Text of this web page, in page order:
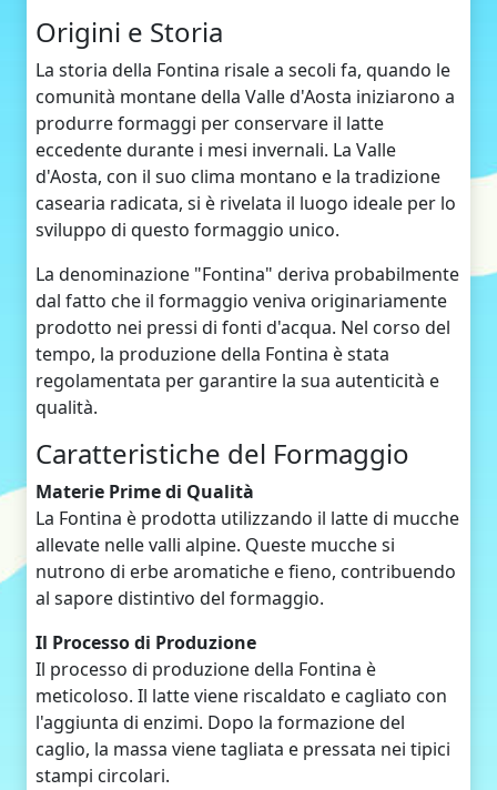
Origini e Storia
La storia della Fontina risale a secoli fa, quando le
comunità montane della Valle d'Aosta iniziarono a
produrre formaggi per conservare il latte
eccedente durante i mesi invernali. La Valle
d'Aosta, con il suo clima montano e la tradizione
casearia radicata, si è rivelata il luogo ideale per lo
sviluppo di questo formaggio unico.
La denominazione "Fontina" deriva probabilmente
dal fatto che il formaggio veniva originariamente
prodotto nei pressi di fonti d'acqua. Nel corso del
tempo, la produzione della Fontina è stata
regolamentata per garantire la sua autenticità e
qualità.
Caratteristiche del Formaggio
Materie Prime di Qualità
La Fontina è prodotta utilizzando il latte di mucche
allevate nelle valli alpine. Queste mucche si
nutrono di erbe aromatiche e fieno, contribuendo
al sapore distintivo del formaggio.
Il Processo di Produzione
Il processo di produzione della Fontina è
meticoloso. Il latte viene riscaldato e cagliato con
l'aggiunta di enzimi. Dopo la formazione del
caglio, la massa viene tagliata e pressata nei tipici
stampi circolari.